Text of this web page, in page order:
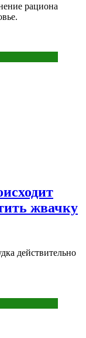
рациона
жвачку
действительно